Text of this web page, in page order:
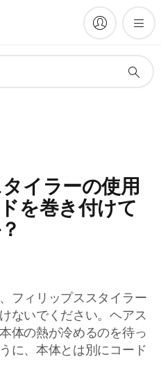
イラーの使用
を巻き付けて
フィリップススタイラー
ないでください。ヘアス
体の熱が冷めるのを待っ
に、本体とは別にコード